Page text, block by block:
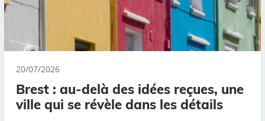
20/07/2026
Brest : au-delà des idées reçues, une
ville qui se révèle dans les détails